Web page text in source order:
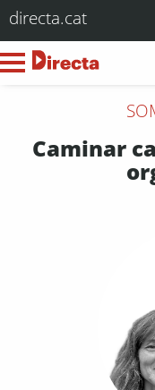
directa.cat
Caminar